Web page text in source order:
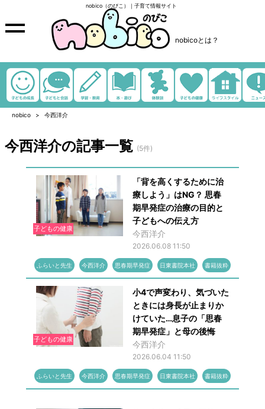
nobico（のびこ）｜子育て情報サイト
nobicoとは？
nobico 今西洋介
今西洋介の記事一覧 (5件)
子どもの健康
「背を高くするために治
療しよう」はNG？ 思春
期早発症の治療の目的と
子どもへの伝え方
今西洋介
2026.06.08 11:50
ふらいと先生 今西洋介 思春期早発症 日東書院本社 書籍抜粋
子どもの健康
小4で声変わり、気づいた
ときには身長が止まりか
けていた…息子の「思春
期早発症」と母の後悔
今西洋介
2026.06.04 11:50
ふらいと先生 今西洋介 思春期早発症 日東書院本社 書籍抜粋